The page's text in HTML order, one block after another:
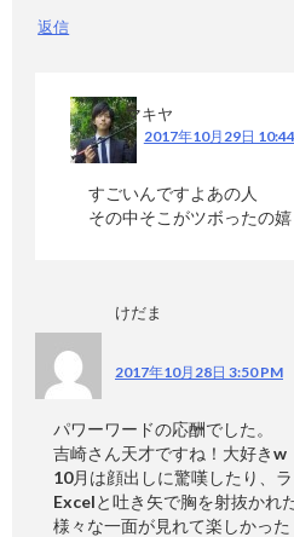
返信
マキヤ
2017年10月29日
すごいんですよあの人
その中そこがツボったの
けだま
2017年10月28日 3:50 PM
パワーワードの応酬でした。
吉崎さん天才ですね！大好きw
10月は顔出しに驚嘆したり、
Excelと吐き矢で胸を射抜かれ
様々な一面が見れて楽しかっ